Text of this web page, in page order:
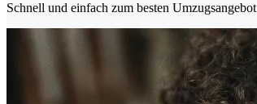
Schnell und einfach zum besten Umzugsangebot